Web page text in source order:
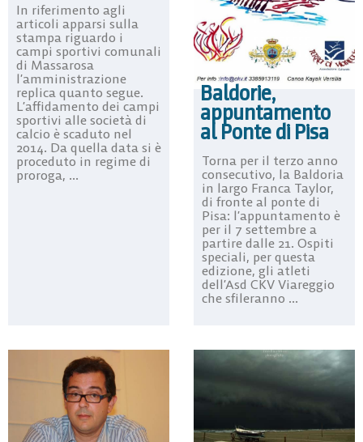
In riferimento agli
articoli apparsi sulla
stampa riguardo i
campi sportivi comunali
di Massarosa
l’amministrazione
replica quanto segue.
L’affidamento dei campi
sportivi alle società di
calcio è scaduto nel
2014. Da quella data si è
proceduto in regime di
proroga, ...
Baldorie,
appuntamento
al Ponte di Pisa
Torna per il terzo anno
consecutivo, la Baldoria
in largo Franca Taylor,
di fronte al ponte di
Pisa: l’appuntamento è
per il 7 settembre a
partire dalle 21. Ospiti
speciali, per questa
edizione, gli atleti
dell’Asd CKV Viareggio
che sfileranno ...